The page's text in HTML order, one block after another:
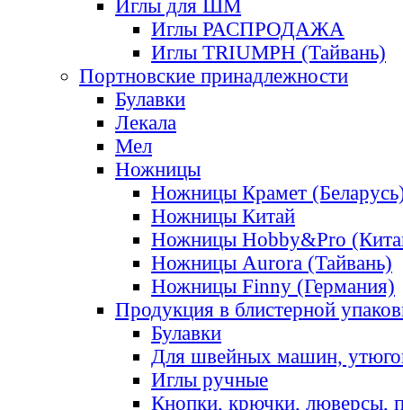
Иглы для ШМ
Иглы РАСПРОДАЖА
Иглы TRIUMPH (Тайвань)
Портновские принадлежности
Булавки
Лекала
Мел
Ножницы
Ножницы Крамет
Ножницы Китай
Ножницы Hobby&Pro
Ножницы Aurora (Тайвань)
Ножницы Finny (Германия)
Продукция в блистерной
Булавки
Для швейных машин,
Иглы ручные
Кнопки, крючки, люверсы,